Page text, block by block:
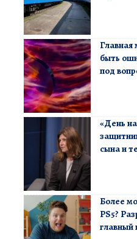
быть
под
«День
сына и
Более
PS5?
главный